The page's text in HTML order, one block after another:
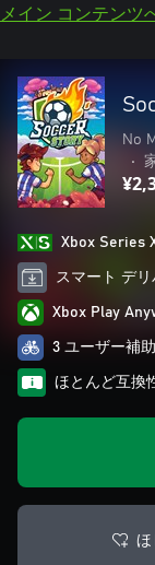
メイン コンテンツ
No
•
Xbox Series
スマート デリ
Xbox Play
3 ユーザー補
ほとんど互換